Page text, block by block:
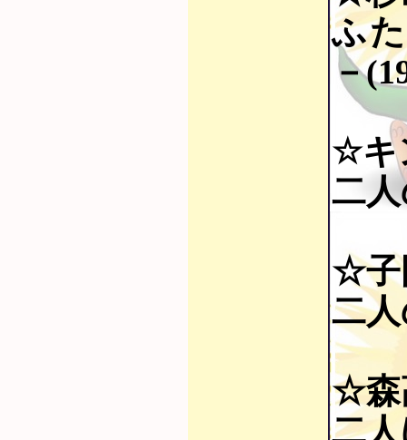
ふ
－
☆キ
二
☆子
二
☆森
二